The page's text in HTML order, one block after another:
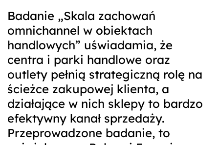
Badanie „Skala zachowań
omnichannel w obiektach
handlowych” uświadamia, że
centra i parki handlowe oraz
outlety pełnią strategiczną rolę na
ścieżce zakupowej klienta, a
działające w nich sklepy to bardzo
efektywny kanał sprzedaży.
Przeprowadzone badanie, to